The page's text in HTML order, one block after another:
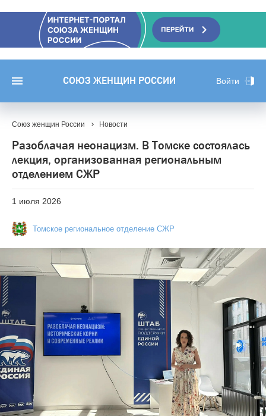
СОЮЗ ЖЕНЩИН РОССИИ Войти
Союз женщин России Новости
Разоблачая неонацизм. В Томске состоялась
лекция, организованная региональным
отделением СЖР
1 июля 2026
Томское региональное отделение СЖР